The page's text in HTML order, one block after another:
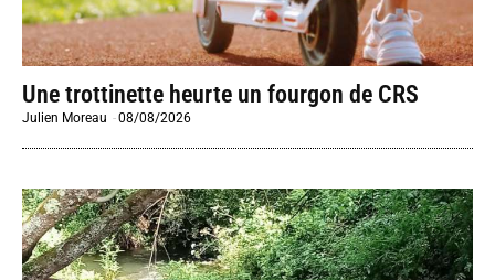
Une trottinette heurte un fourgon de CRS
Julien Moreau -08/08/2026